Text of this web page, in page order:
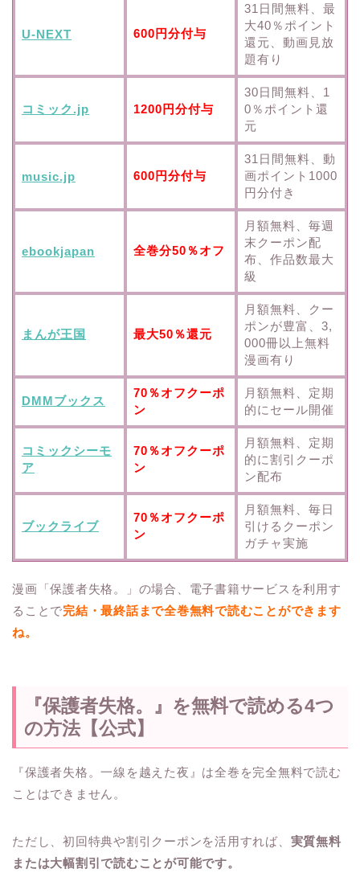
U-NEXT 600円分付与
31日間無料、最
大40％ポイント
還元、動画見放
題有り
コミック.jp 1200円分付与
30日間無料、1
0％ポイント還
元
music.jp 600円分付与
31日間無料、動
画ポイント1000
円分付き
ebookjapan 全巻分50％オフ
月額無料、毎週
末クーポン配
布、作品数最大
級
まんが王国 最大50％還元
月額無料、クー
ポンが豊富、3,
000冊以上無料
漫画有り
DMMブックス
70％オフクーポ
ン
月額無料、定期
的にセール開催
コミックシーモ
ア
70％オフクーポ
ン
月額無料、定期
的に割引クーポ
ン配布
ブックライブ
70％オフクーポ
ン
月額無料、毎日
引けるクーポン
ガチャ実施
漫画「保護者失格。」の場合、電子書籍サービスを利用す
ることで完結・最終話まで全巻無料で読むことができます
ね。
『保護者失格。』を無料で読める4つ
の方法【公式】
『保護者失格。一線を越えた夜』は全巻を完全無料で読む
ことはできません。
ただし、初回特典や割引クーポンを活用すれば、 実質無料
または大幅割引で読むことが可能です。